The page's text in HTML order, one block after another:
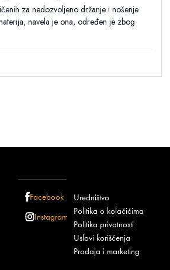
za nedozvoljeno držanje i nošenje
navela je ona, određen je zbog
Facebook
Instagram
Uredništvo
Politika o kolačićima
Politika privatnosti
Uslovi korišćenja
Prodaja i marketing